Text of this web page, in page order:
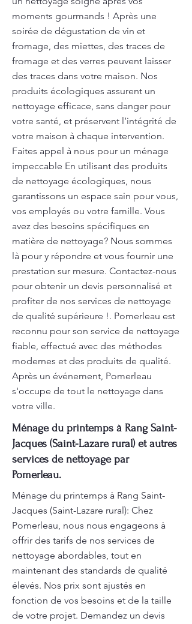
moments gourmands ! Après une
soirée de dégustation de vin et
fromage, des miettes, des traces de
fromage et des verres peuvent laisser
des traces dans votre maison. Nos
produits écologiques assurent un
nettoyage efficace, sans danger pour
votre santé, et préservent l’intégrité de
votre maison à chaque intervention.
Faites appel à nous pour un ménage
impeccable En utilisant des produits
de nettoyage écologiques, nous
garantissons un espace sain pour vous,
vos employés ou votre famille. Vous
avez des besoins spécifiques en
matière de nettoyage? Nous sommes
là pour y répondre et vous fournir une
prestation sur mesure. Contactez-nous
pour obtenir un devis personnalisé et
profiter de nos services de nettoyage
de qualité supérieure !. Pomerleau est
reconnu pour son service de nettoyage
fiable, effectué avec des méthodes
modernes et des produits de qualité.
Après un événement, Pomerleau
s'occupe de tout le nettoyage dans
votre ville.
Ménage du printemps à Rang Saint-
Jacques (Saint-Lazare rural) et autres
services de nettoyage par
Pomerleau.
Ménage du printemps à Rang Saint-
Jacques (Saint-Lazare rural): Chez
Pomerleau, nous nous engageons à
offrir des tarifs de nos services de
nettoyage abordables, tout en
maintenant des standards de qualité
élevés. Nos prix sont ajustés en
fonction de vos besoins et de la taille
de votre projet. Demandez un devis